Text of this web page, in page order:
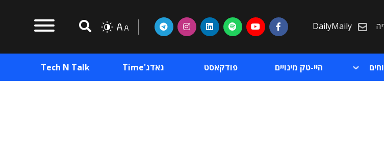
DailyMaily
היי-טק מינויים פודקאסט גאדג'Time Tech N Talk